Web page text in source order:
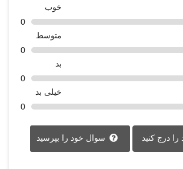
خوب
0
متوسط
0
بد
0
خیلی بد
0
سوال خود را بپرسید